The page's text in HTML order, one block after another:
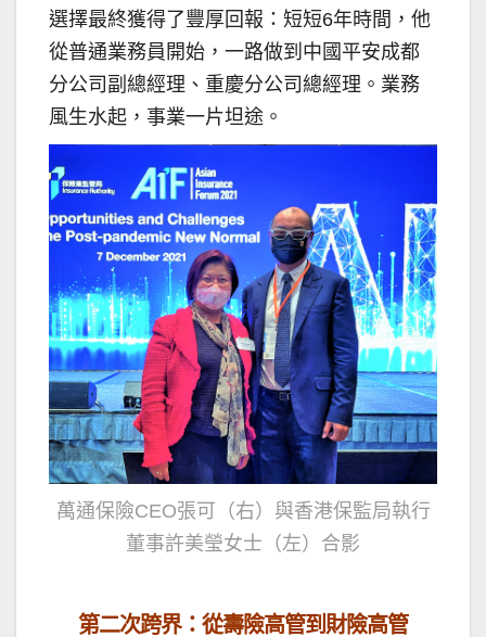
選擇最終獲得了豐厚回報：短短6年時間，他
從普通業務員開始，一路做到中國平安成都
分公司副總經理、重慶分公司總經理。業務
風生水起，事業一片坦途。
萬通保險CEO張可（右）與香港保監局執行
董事許美瑩女士（左）合影
第二次跨界：從壽險高管到財險高管